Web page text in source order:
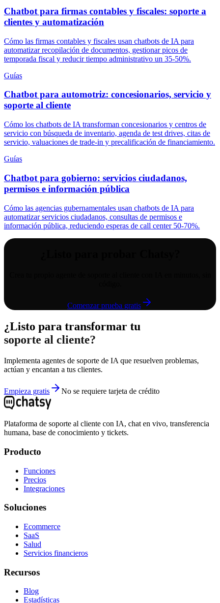
Chatbot para firmas contables y fiscales: soporte a
clientes y automatización
Cómo las firmas contables y fiscales usan chatbots de IA para
automatizar recopilación de documentos, gestionar picos de
temporada fiscal y reducir tiempo administrativo un 35-50%.
Guías
Chatbot para automotriz: concesionarios, servicio y
soporte al cliente
Cómo los chatbots de IA transforman concesionarios y centros de
servicio con búsqueda de inventario, agenda de test drives, citas de
servicio, valuaciones de trade-in y precalificación de financiamiento.
Guías
Chatbot para gobierno: servicios ciudadanos,
permisos e información pública
Cómo las agencias gubernamentales usan chatbots de IA para
automatizar servicios ciudadanos, consultas de permisos e
información pública, reduciendo esperas de call center 50-70%.
Comenzar prueba gratis
¿Listo para transformar tu
soporte al cliente?
Implementa agentes de soporte de IA que resuelven problemas,
actúan y encantan a tus clientes.
Empieza gratis No se requiere tarjeta de crédito
Plataforma de soporte al cliente con IA, chat en vivo, transferencia
humana, base de conocimiento y tickets.
Producto
Funciones
Precios
Integraciones
Soluciones
Ecommerce
SaaS
Salud
Servicios financieros
Recursos
Blog
Estadísticas